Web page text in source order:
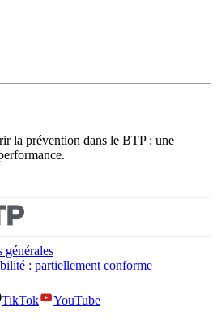
la prévention dans le BTP : une
générales
: partiellement conforme
TikTok
YouTube